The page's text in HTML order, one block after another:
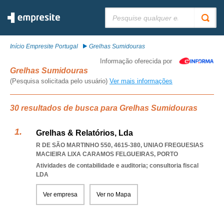
Início Empresite Portugal Grelhas Sumidouras
Informação oferecida por
Grelhas Sumidouras
(Pesquisa solicitada pelo usuário) Ver mais informações
30 resultados de busca para Grelhas Sumidouras
Grelhas & Relatórios, Lda
R DE SÃO MARTINHO 550, 4615-380, UNIAO FREGUESIAS
MACIEIRA LIXA CARAMOS FELGUEIRAS, PORTO
Atividades de contabilidade e auditoria; consultoria fiscal
LDA
Ver empresa Ver no Mapa